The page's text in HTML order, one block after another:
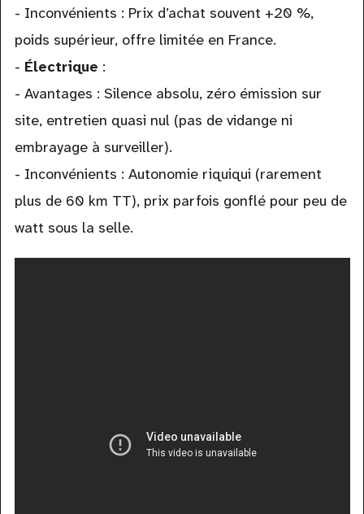
- Inconvénients : Prix d’achat souvent +20 %,
poids supérieur, offre limitée en France.
- Électrique :
- Avantages : Silence absolu, zéro émission sur
site, entretien quasi nul (pas de vidange ni
embrayage à surveiller).
- Inconvénients : Autonomie riquiqui (rarement
plus de 60 km TT), prix parfois gonflé pour peu de
watt sous la selle.